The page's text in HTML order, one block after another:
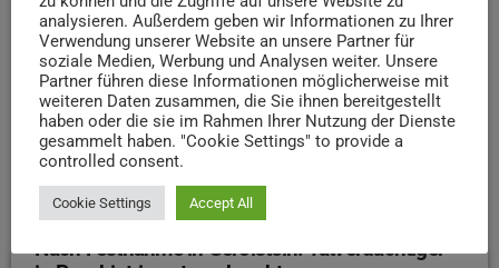
NEWS
Nach Festnahme in Gerolstein: Tatverdächtiger
analysieren. Außerdem geben wir Informationen zu Ihrer
Verwendung unserer Website an unsere Partner für
soziale Medien, Werbung und Analysen weiter. Unsere
Partner führen diese Informationen möglicherweise mit
weiteren Daten zusammen, die Sie ihnen bereitgestellt
haben oder die sie im Rahmen Ihrer Nutzung der Dienste
gesammelt haben. "Cookie Settings" to provide a
controlled consent.
Cookie Settings Accept All